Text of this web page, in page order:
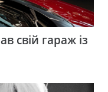
свій гараж із